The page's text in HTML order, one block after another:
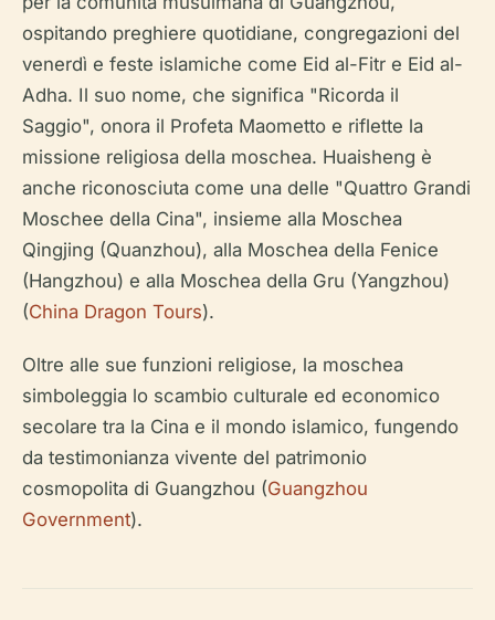
ospitando preghiere quotidiane, congregazioni del
venerdì e feste islamiche come Eid al-Fitr e Eid al-
Adha. Il suo nome, che significa "Ricorda il
Saggio", onora il Profeta Maometto e riflette la
missione religiosa della moschea. Huaisheng è
anche riconosciuta come una delle "Quattro Grandi
Moschee della Cina", insieme alla Moschea
Qingjing (Quanzhou), alla Moschea della Fenice
(Hangzhou) e alla Moschea della Gru (Yangzhou)
(China Dragon Tours).
Oltre alle sue funzioni religiose, la moschea
simboleggia lo scambio culturale ed economico
secolare tra la Cina e il mondo islamico, fungendo
da testimonianza vivente del patrimonio
cosmopolita di Guangzhou (Guangzhou
Government).